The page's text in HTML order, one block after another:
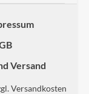
Versand
Versandkosten